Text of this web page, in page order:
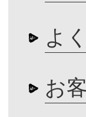
よ
お